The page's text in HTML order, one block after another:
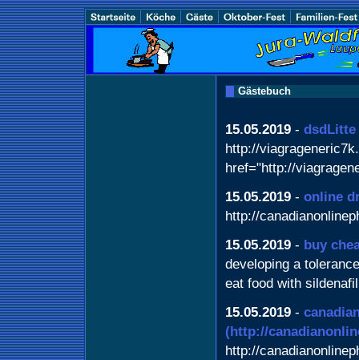
Gästebuch
15.05.2019 - dsdLitte
http://
href="http://
15.05.2019 - online
http://
15.05.2019 - buy
developing a
eat food with sildenafil
15.05.2019 -
(http://
http://